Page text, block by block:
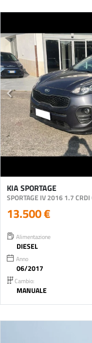
KIA SPORTAGE
13.500 €
Alimentazione
DIESEL
Anno
06/2017
Cambio:
MANUALE